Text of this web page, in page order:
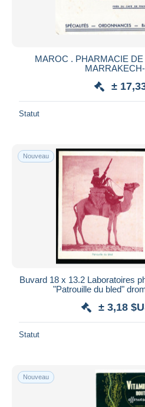
MAROC . PHARMACIE
±
Statut
Nouveau
Buvard 18 x 13.2 Laboratoires
"Patrouille du bled"
± 3,18
Statut
Nouveau